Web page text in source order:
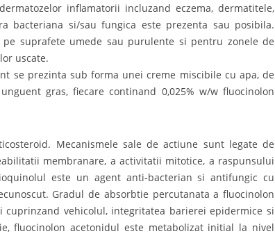
inflamatorii incluzand eczema, dermatitele,
bacteriana si/sau fungica este prezenta sau posibila.
suprafete umede sau purulente si pentru zonele de
uscate.
se prezinta sub forma unei creme miscibile cu apa, de
gras, fiecare continand 0,025% w/w fluocinolon
Mecanismele sale de actiune sunt legate de
membranare, a activitatii mitotice, a raspunsului
este un agent anti-bacterian si antifungic cu
Gradul de absorbtie percutanata a fluocinolon
vehicolul, integritatea barierei epidermice si
fluocinolon acetonidul este metabolizat initial la nivel